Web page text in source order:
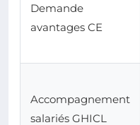
Demande
avantages CE
Accompagnement
salariés GHICL